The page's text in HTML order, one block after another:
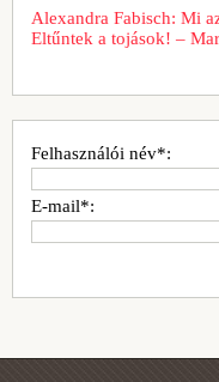
Alexandra Fabisch: Mi
Eltűntek a tojások! –
Felhasználói név*:
E-mail*: